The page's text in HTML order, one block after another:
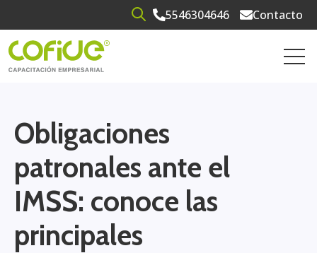
Open search5546304646 Contacto
Obligaciones
patronales ante el
IMSS: conoce las
principales